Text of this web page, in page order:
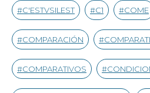
C'ESTVSILEST C1 COME
COMPARACIÓN
COMPARATIVOS